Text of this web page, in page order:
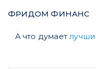
ФРИДОМ ФИНАНС
А что думает